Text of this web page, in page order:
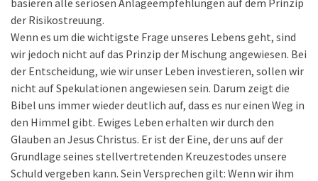
basieren alle seriösen Anlageempfehlungen auf dem Prinzip
der Risikostreuung.
Wenn es um die wichtigste Frage unseres Lebens geht, sind
wir jedoch nicht auf das Prinzip der Mischung angewiesen. Bei
der Entscheidung, wie wir unser Leben investieren, sollen wir
nicht auf Spekulationen angewiesen sein. Darum zeigt die
Bibel uns immer wieder deutlich auf, dass es nur einen Weg in
den Himmel gibt. Ewiges Leben erhalten wir durch den
Glauben an Jesus Christus. Er ist der Eine, der uns auf der
Grundlage seines stellvertretenden Kreuzestodes unsere
Schuld vergeben kann. Sein Versprechen gilt: Wenn wir ihm